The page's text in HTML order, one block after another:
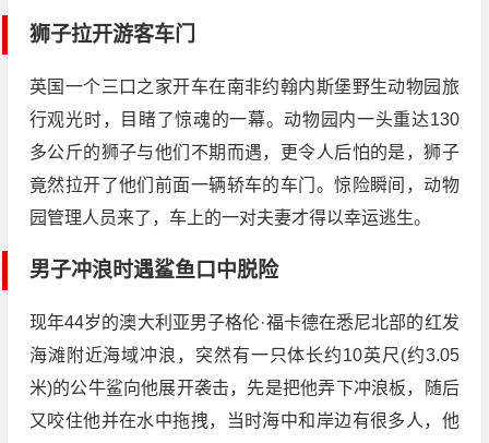
狮子拉开游客车门
英国一个三口之家开车在南非约翰内斯堡野生动物园旅
行观光时，目睹了惊魂的一幕。动物园内一头重达130
多公斤的狮子与他们不期而遇，更令人后怕的是，狮子
竟然拉开了他们前面一辆轿车的车门。惊险瞬间，动物
园管理人员来了，车上的一对夫妻才得以幸运逃生。
男子冲浪时遇鲨鱼口中脱险
现年44岁的澳大利亚男子格伦·福卡德在悉尼北部的红发
海滩附近海域冲浪，突然有一只体长约10英尺(约3.05
米)的公牛鲨向他展开袭击，先是把他弄下冲浪板，随后
又咬住他并在水中拖拽，当时海中和岸边有很多人，他